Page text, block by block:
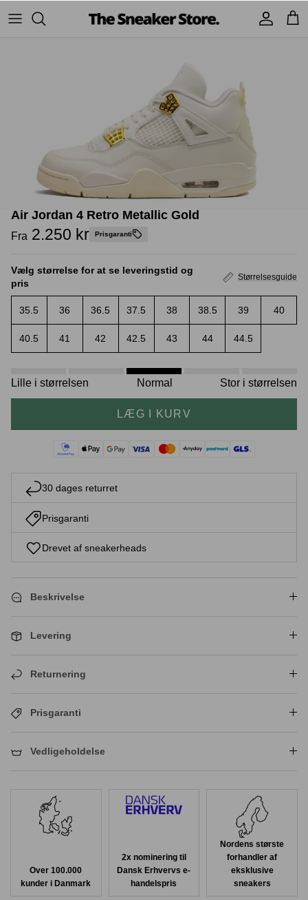
Yeezy
Jordans
Andre brands
BAPE - A Bathing Ape
TSS Collection
Accessories Sneaker boks
Crease protectors Skotræ
Sneaker rengøring
Air Jordan 4 Retro Metallic Gold
Fra 2.250 kr Prisgaranti
Vælg størrelse for at se leveringstid og
pris
Størrelsesguide
35.5 36 36.5 37.5 38 38.5 39 40
40.5 41 42 42.5 43 44 44.5
Lille i størrelsen Normal Stor i størrelsen
LÆG I KURV
30 dages returret
Prisgaranti
Drevet af sneakerheads
Beskrivelse
Levering
Returnering
Prisgaranti
Vedligeholdelse
Over 100.000
kunder i Danmark
2x nominering til
Dansk Erhvervs e-
handelspris
Nordens største
forhandler af
eksklusive
sneakers